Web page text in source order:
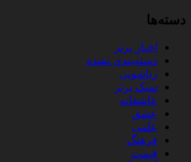
دسته‌ها
اخبار برتر
دسته‌بندی نشده
زناشویی
سبک برتر
عاشقانه
عشق
علمی
فرهنگ
قیمت